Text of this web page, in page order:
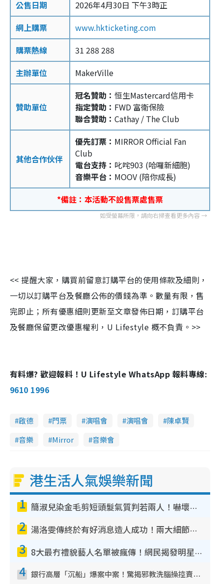
公售日期
2026年4月30日 下午3時正
網上購票
www.hkticketing.com
購票熱線
31 288 288
主辦單位
MakerVille
贊助單位
冠名贊助： 恒生Mastercard信用卡
指定贊助： FWD 富衛保險
聯合贊助： Cathay / The Club
其他合作伙伴
優先訂票： MIRROR Official Fan
Club
電台支持： 叱咤903 (哈囉新細胞)
音樂平台： MOOV (陪你成長)
*備註：本活動不設售票處售票
<< 提醒大家，購買前留意訂購平台的使用條款及細則，
一切以訂購平台及餐廳公佈的價錢為準。數量有限，售
完即止；所有優惠細則更新至文章發佈日期，訂購平台
及餐廳保留更改優惠權利，U Lifestyle 概不負責。>>
有料爆? 歡迎報料！U Lifestyle WhatsApp 報料專線:
9610 1996
啟德 門票 演唱會 演唱會
陳卓賢
音樂
Mirror 音樂會
港生活人氣娛樂新聞
1 簡淑兒染金毛剪短頭髮氣質判若兩人！嚇壞老公麥大力都認唔出：「你做咩事？」
2 湯洛雯傳終於有好消息造人成功！兩大細節曝孕味極濃惹猜測：大肚婆先會咁！
3 8大最冇禮貌藝人名單被瘋傳！網民揭發明星真面目 一致數臭呢位係無品天花板？
4 銀行高層「沉船」爆案中案！驚揭邪教洗腦操控賣淫被吞600萬 幕後黑手講多錯多